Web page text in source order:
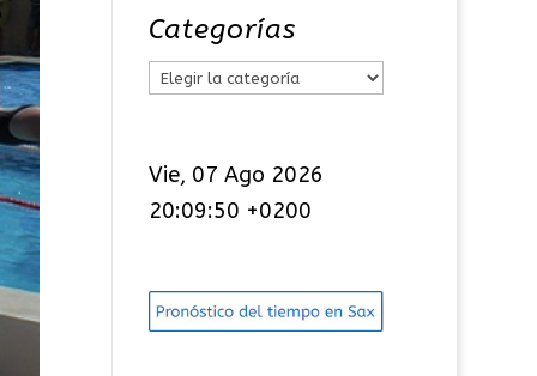
Categorías
C
e
g
r
í
Vie, 07 Ago 2026
20:09:50 +0200